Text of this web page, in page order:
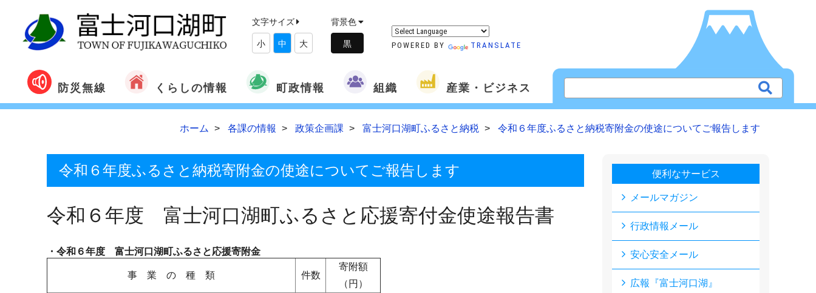
文字サイズ
小 中 大
背景色
POWERED BY TRANSLATE
防災無線 くらしの情報 町政情報 組織 産業・ビジネス
ホーム 各課の情報 政策企画課 富士河口湖町ふるさと納税 令和６年度ふるさと納税寄附金の使途についてご報告します
令和６年度ふるさと納税寄附金の使途についてご報告します
令和６年度 富士河口湖町ふるさと応援寄付金使途報告書
・令和６年度 富士河口湖町ふるさと応援寄附金
事 業 の 種 類 件数
寄附額
（円）
便利なサービス
メールマガジン
行政情報メール
安心安全メール
広報『富士河口湖』